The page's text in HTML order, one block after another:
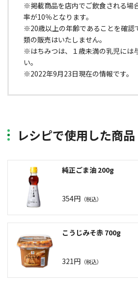
※掲載商品を店内でご飲食される場
率が10％となります。
※20歳以上の年齢であることを確認
類の販売はいたしません。
※はちみつは、１歳未満の乳児には
い。
※2022年9月23日現在の情報です。
レシピで使用した商品
純正ごま油 200g
354円 （税込）
こうじみそ赤 700g
321円 （税込）